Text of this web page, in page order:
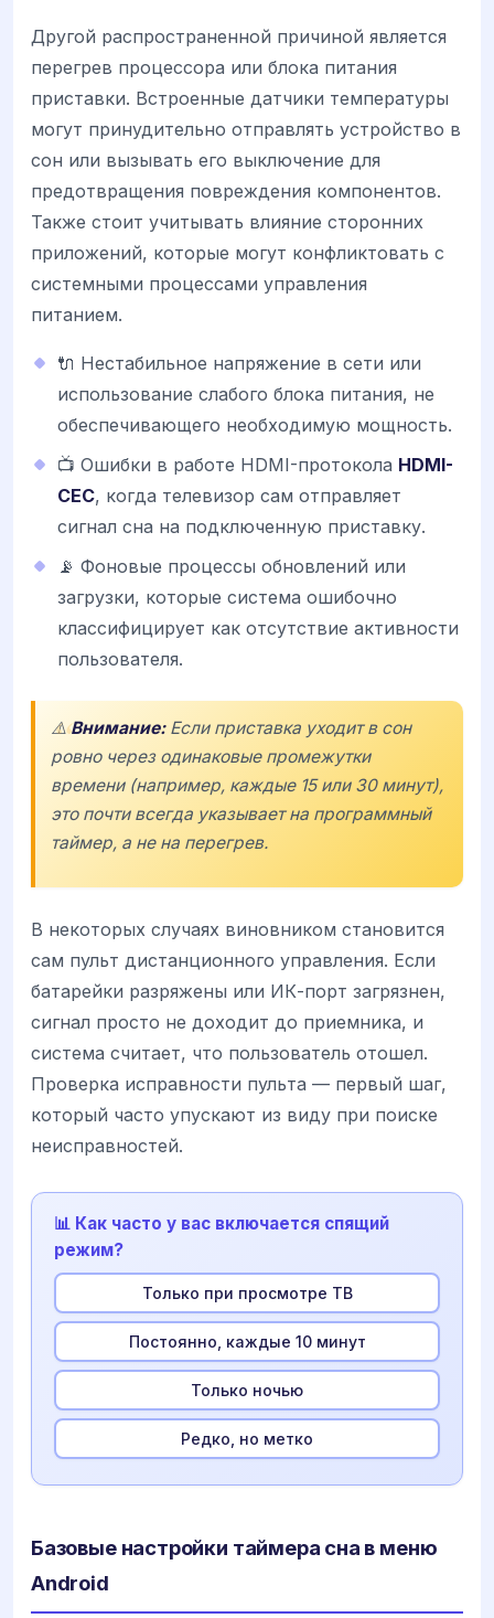
Другой распространенной причиной является
перегрев процессора или блока питания
приставки. Встроенные датчики температуры
могут принудительно отправлять устройство в
сон или вызывать его выключение для
предотвращения повреждения компонентов.
Также стоит учитывать влияние сторонних
приложений, которые могут конфликтовать с
системными процессами управления
питанием.
🔌 Нестабильное напряжение в сети или
использование слабого блока питания, не
обеспечивающего необходимую мощность.
📺 Ошибки в работе HDMI-протокола HDMI-
CEC, когда телевизор сам отправляет
сигнал сна на подключенную приставку.
📡 Фоновые процессы обновлений или
загрузки, которые система ошибочно
классифицирует как отсутствие активности
пользователя.
⚠️Внимание:Если приставка уходит в сон
ровно через одинаковые промежутки
времени (например, каждые 15 или 30 минут),
это почти всегда указывает на программный
таймер, а не на перегрев.
В некоторых случаях виновником становится
сам пульт дистанционного управления. Если
батарейки разряжены или ИК-порт загрязнен,
сигнал просто не доходит до приемника, и
система считает, что пользователь отошел.
Проверка исправности пульта — первый шаг,
который часто упускают из виду при поиске
неисправностей.
📊 Как часто у вас включается спящий
режим?
Только при просмотре ТВ
Постоянно, каждые 10 минут
Только ночью
Редко, но метко
Базовые настройки таймера сна в меню
Android